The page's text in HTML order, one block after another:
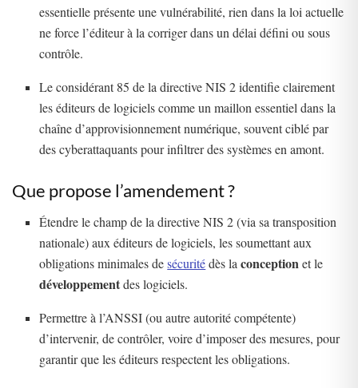
essentielle présente une vulnérabilité, rien dans la loi actuelle
ne force l’éditeur à la corriger dans un délai défini ou sous
contrôle.
Le considérant 85 de la directive NIS 2 identifie clairement
les éditeurs de logiciels comme un maillon essentiel dans la
chaîne d’approvisionnement numérique, souvent ciblé par
des cyberattaquants pour infiltrer des systèmes en amont.
Que propose l’amendement ?
Étendre le champ de la directive NIS 2 (via sa transposition
nationale) aux éditeurs de logiciels, les soumettant aux
obligations minimales desécuritédès laconceptionet le
développementdes logiciels.
Permettre à l’ANSSI (ou autre autorité compétente)
d’intervenir, de contrôler, voire d’imposer des mesures, pour
garantir que les éditeurs respectent les obligations.